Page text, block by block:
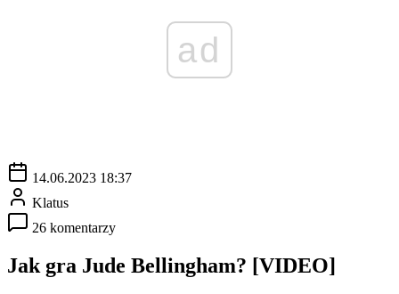
ad
14.06.2023 18:37
Klatus
26 komentarzy
Jak gra Jude Bellingham? [VIDEO]